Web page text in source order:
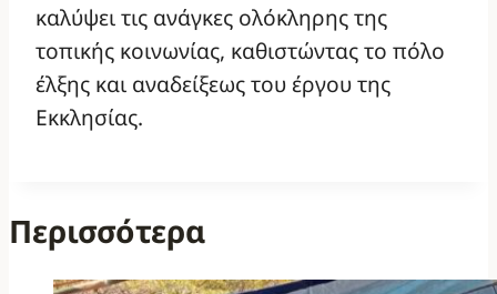
καλύψει τις ανάγκες ολόκληρης της
τοπικής κοινωνίας, καθιστώντας το πόλο
έλξης και αναδείξεως του έργου της
Εκκλησίας.
Περισσότερα